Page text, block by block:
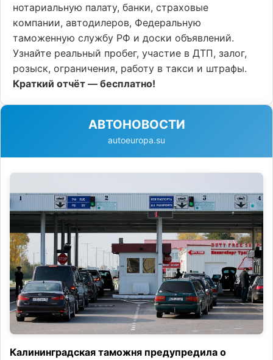
нотариальную палату, банки, страховые
компании, автодилеров, Федеральную
таможенную службу РФ и доски объявлений.
Узнайте реальный пробег, участие в ДТП, залог,
розыск, ограничения, работу в такси и штрафы.
Краткий отчёт — бесплатно!
АВТОНОВОСТИ
autoeuropa.su
Калининградская таможня предупредила о